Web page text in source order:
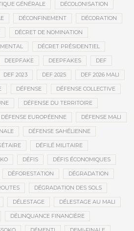
GÉNÉRALE DÉCOLONISATION
DÉCONFINEMENT DÉCORATION
DÉCRET DE NOMINATION
DÉCRET PRÉSIDENTIEL
DEEPFAKE DEEPFAKES DEF
DEF 2023 DEF 2025 DEF 2026 MALI
DÉFENSE DÉFENSE COLLECTIVE
DÉFENSE DU TERRITOIRE
DÉFENSE EUROPÉENNE DÉFENSE MALI
DÉFENSE SAHÉLIENNE
DÉFILÉ MILITAIRE
DÉFIS DÉFIS ÉCONOMIQUES
DÉFORESTATION DÉGRADATION
DÉGRADATION DES SOLS
DÉLESTAGE DÉLESTAGE AU MALI
DÉLINQUANCE FINANCIÈRE